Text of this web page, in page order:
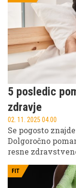
5 posledic
zdravje
02. 11. 2025 04.00
Se pogosto
Dolgoročno
resne
FIT